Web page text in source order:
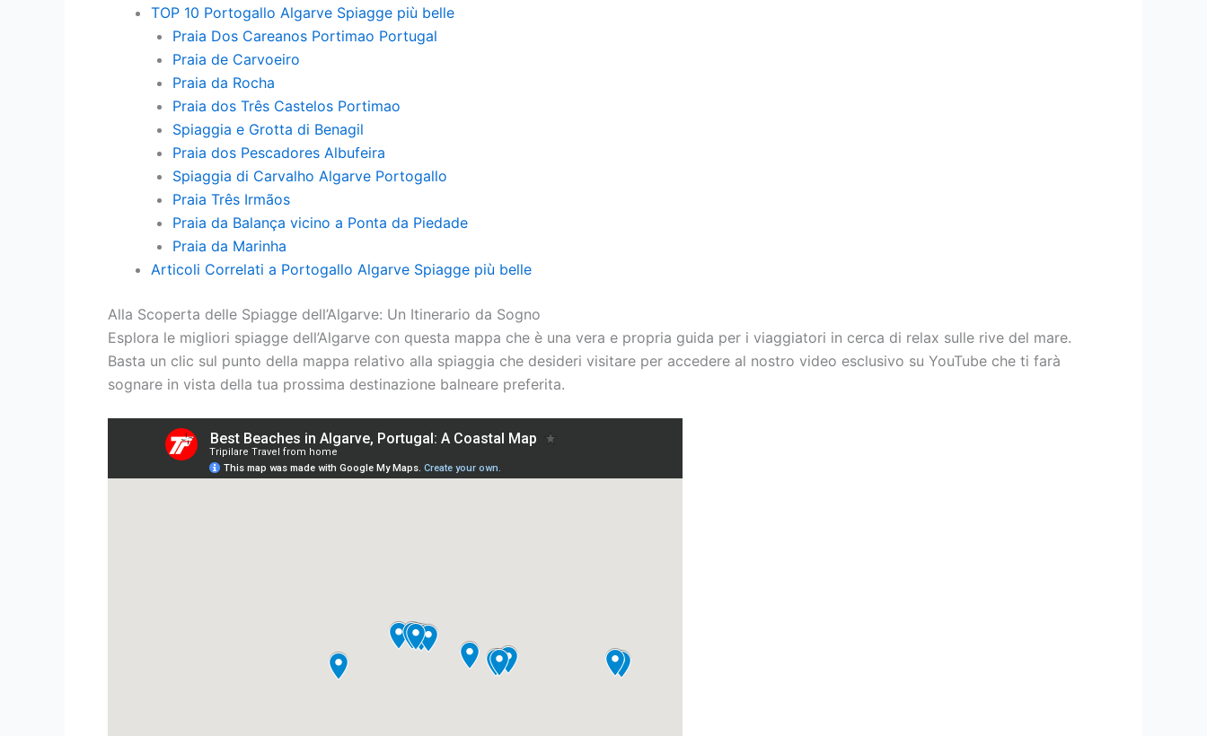
TOP 10 Portogallo Algarve Spiagge più belle
Praia Dos Careanos Portimao Portugal
Praia de Carvoeiro
Praia da Rocha
Praia dos Três Castelos Portimao
Spiaggia e Grotta di Benagil
Praia dos Pescadores Albufeira
Spiaggia di Carvalho Algarve Portogallo
Praia Três Irmãos
Praia da Balança vicino a Ponta da Piedade
Praia da Marinha
Articoli Correlati a Portogallo Algarve Spiagge più belle
Alla Scoperta delle Spiagge dell’Algarve: Un Itinerario da Sogno
Esplora le migliori spiagge dell’Algarve con questa mappa che è una vera e propria guida per i viaggiatori in cerca di relax sulle rive del mare.
Basta un clic sul punto della mappa relativo alla spiaggia che desideri visitare per accedere al nostro video esclusivo su YouTube che ti farà
sognare in vista della tua prossima destinazione balneare preferita.